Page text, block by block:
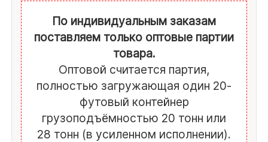
популярным позициям:
Плитка 20 ммот 390 до 500 кв.м.
Бордюр ГП1
от 185 до 240 пог.м.
Брусчатка 30
мм от 156 до 200 кв.м.
Плитка 30 ммот 260 до 330 кв.м.
Бордюр ГП5от 520 до 665 пог.м.
По индивидуальным заказам
поставляем только оптовые партии
товара.
Оптовой считается партия,
полностью загружающая один 20-
футовый контейнер
грузоподъёмностью 20 тонн или
28 тонн (в усиленном исполнении).